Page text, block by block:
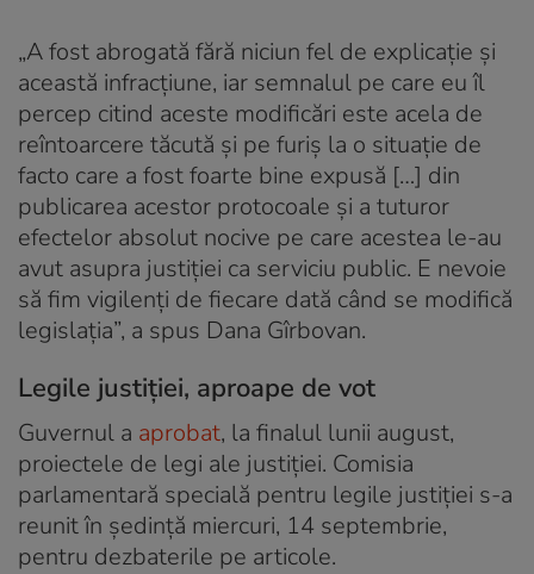
„A fost abrogată fără niciun fel de explicaţie şi
această infracţiune, iar semnalul pe care eu îl
percep citind aceste modificări este acela de
reîntoarcere tăcută şi pe furiş la o situaţie de
facto care a fost foarte bine expusă […] din
publicarea acestor protocoale şi a tuturor
efectelor absolut nocive pe care acestea le-au
avut asupra justiţiei ca serviciu public. E nevoie
să fim vigilenţi de fiecare dată când se modifică
legislaţia”, a spus Dana Gîrbovan.
Legile justiţiei, aproape de vot
Guvernul a aprobat, la finalul lunii august,
proiectele de legi ale justiţiei. Comisia
parlamentară specială pentru legile justiţiei s-a
reunit în şedinţă miercuri, 14 septembrie,
pentru dezbaterile pe articole.